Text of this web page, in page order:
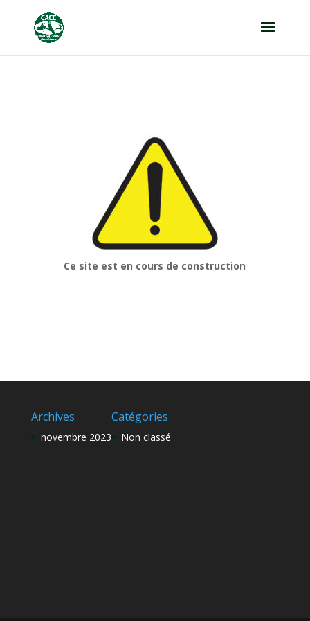
Ce site est en cours de construction
Archives
novembre 2023
Catégories
Non classé